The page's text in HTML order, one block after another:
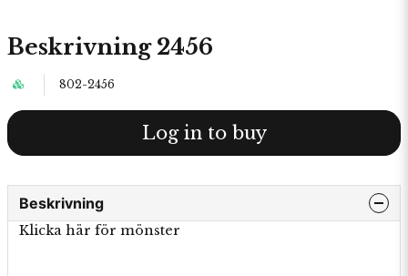
Beskrivning 2456
802-2456
Log in to buy
Beskrivning
Klicka här för mönster